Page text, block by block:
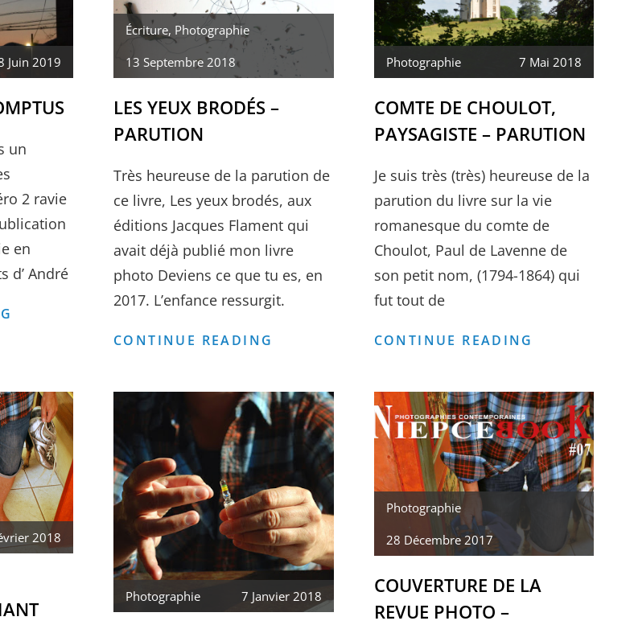
Juin 2019
un
2 ravie
en
d’ André
Écriture, Photographie
13 Septembre 2018
LES YEUX BRODÉS –
PARUTION
Très heureuse de la parution de
ce livre, Les yeux brodés, aux
éditions Jacques Flament qui
avait déjà publié mon livre
photo Deviens ce que tu es, en
2017. L’enfance ressurgit.
CONTINUE READING
–
PARUTION
Photographie 7 Mai 2018
COMTE DE CHOULOT,
PAYSAGISTE – PARUTION
Je suis très (très) heureuse de la
parution du livre sur la vie
romanesque du comte de
Choulot, Paul de Lavenne de
son petit nom, (1794-1864) qui
fut tout de
CONTINUE READING
PAYSAGISTE
–
PARUTION
2018
Photographie 7 Janvier 2018
Photographie
28 Décembre 2017
COUVERTURE DE LA
REVUE PHOTO –